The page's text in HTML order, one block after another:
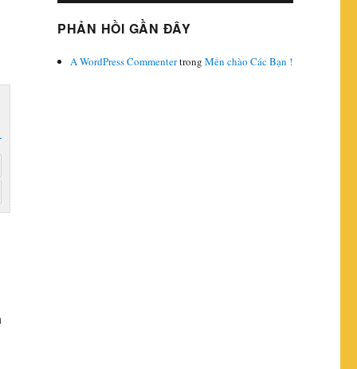
PHẢN HỒI GẦN ĐÂY
A WordPress CommentertrongMến chào Các Bạn !